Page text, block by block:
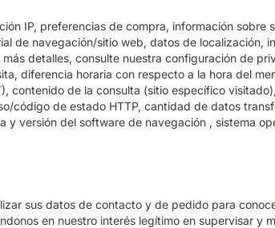
IP, preferencias de compra, información sobre
de navegación/sitio web, datos de localización,
más detalles, consulte nuestra configuración de
diferencia horaria con respecto a la hora del
contenido de la consulta (sitio específico
código de estado HTTP, cantidad de datos
y versión del software de navegación , sistema
sus datos de contacto y de pedido para
en nuestro interés legítimo en supervisar